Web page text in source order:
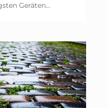
Geräten...